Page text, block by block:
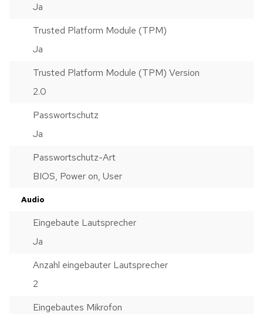
Ja
Trusted Platform Module (TPM)
Ja
Trusted Platform Module (TPM) Version
2.0
Passwortschutz
Ja
Passwortschutz-Art
BIOS, Power on, User
Audio
Eingebaute Lautsprecher
Ja
Anzahl eingebauter Lautsprecher
2
Eingebautes Mikrofon